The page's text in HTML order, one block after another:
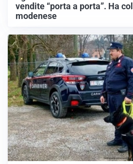
vendite “porta a porta”. Ha
modenese